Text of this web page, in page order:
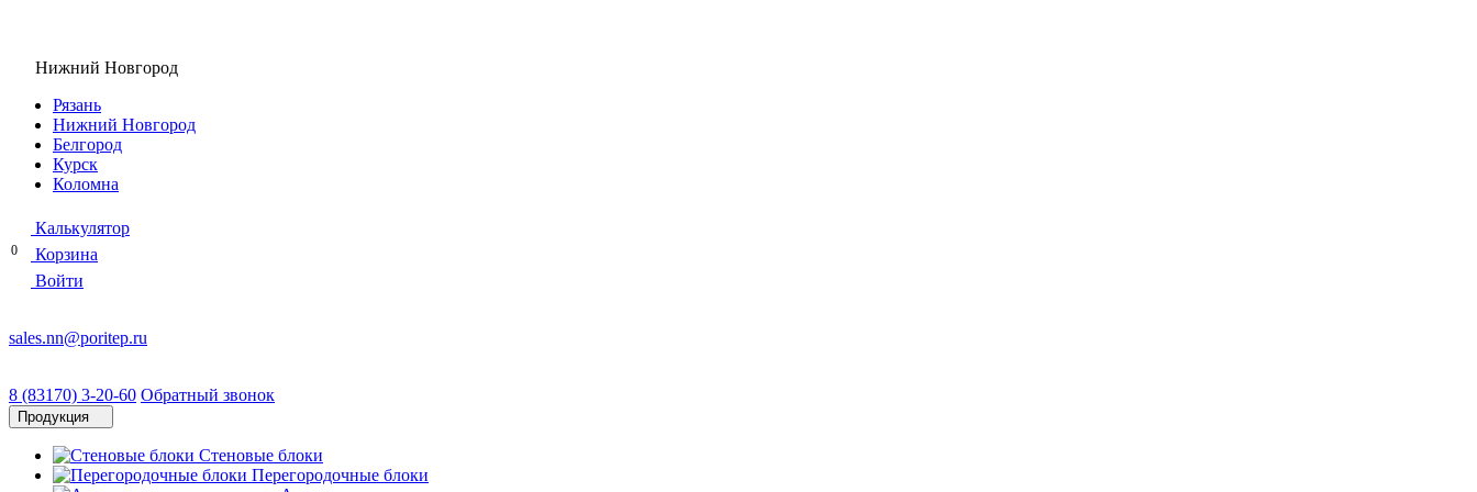
Нижний Новгород
Рязань
Нижний Новгород
Белгород
Курск
Коломна
Калькулятор
Корзина
0
Войти
sales.nn@poritep.ru
8 (83170) 3-20-60 Обратный звонок
Продукция
Стеновые блоки
Перегородочные блоки